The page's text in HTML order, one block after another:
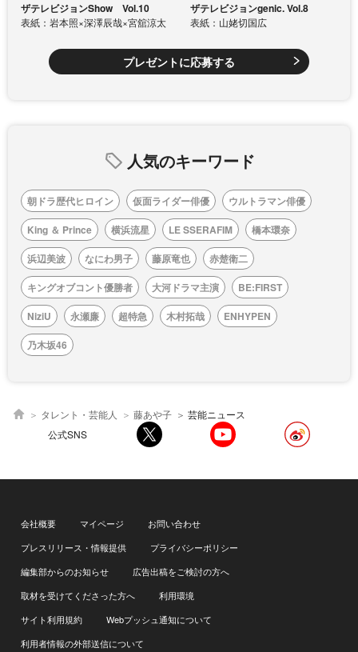
ザテレビジョンShow Vol.10
表紙：岩本照×深澤辰哉×宮舘涼太
ザテレビジョンgenic. Vol.8
表紙：山姥切国広
プレゼントに応募する
人気のキーワード
朝ドラ歴代ヒロイン 仮面ライダー俳優
ウルトラマン俳優
King ＆ Prince
横浜流星 LE SSERAFIM
橋本環奈
浜辺美波
なにわ男子 藤原竜也
赤楚衛二
キングオブコント優勝者
大河ドラマ主演
BE:FIRST
NiziU
永瀬廉 超特急 木村拓哉
ENHYPEN
乃木坂46
タレント・芸能人 藤あや子
芸能ニュース
公式SNS
会社概要 マイページ
お問い合わせ
プレスリリース・情報提供
プライバシーポリシー
編集部からのお知らせ
広告出稿をご検討の方へ
取材を受けてくださった方へ
利用環境
サイト利用規約
Webプッシュ通知について
利用者情報の外部送信について